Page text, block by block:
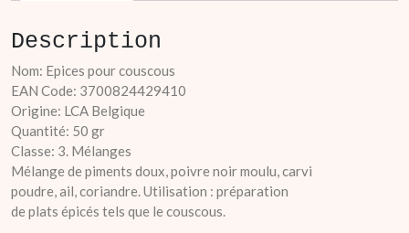
Description
Nom: Epices pour couscous
EAN Code: 3700824429410
Origine: LCA Belgique
Quantité: 50 gr
Classe: 3. Mélanges
Mélange de piments doux, poivre noir moulu, carvi
poudre, ail, coriandre. Utilisation : préparation
de plats épicés tels que le couscous.